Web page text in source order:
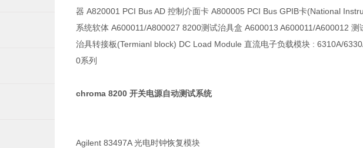
器 A820001 PCI Bus AD 控制介面卡 A800005 PCI Bus GPIB卡(National
系统软体 A600011/A800027 8200测试治具盒 A600013 A600011/A600012
治具转接板(Termianl block) DC Load Module 直流电子负载模块 : 6310A/
0系列
chroma 8200 开关电源自动测试系统
Agilent 83497A 光电时钟恢复模块